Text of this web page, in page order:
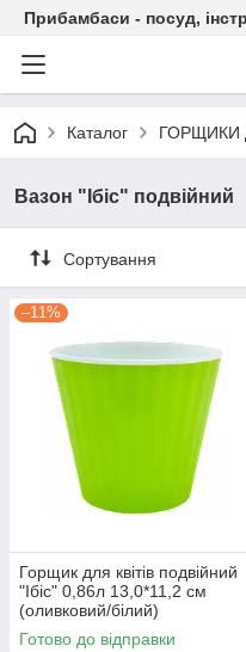
Прибамбаси - посуд,
Каталог ГОРЩИКИ
Вазон "Ібіс" подвійний
Сортування
–11%
Горщик для квітів подвійний
"Ібіс" 0,86л 13,0*11,2 см
(оливковий/білий)
Готово до відправки